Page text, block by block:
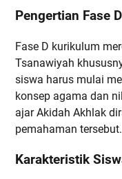
Pengertian Fase D
Fase D kurikulum
Tsanawiyah
siswa harus mulai
konsep agama dan
ajar Akidah Akhlak
pemahaman tersebut.
Karakteristik